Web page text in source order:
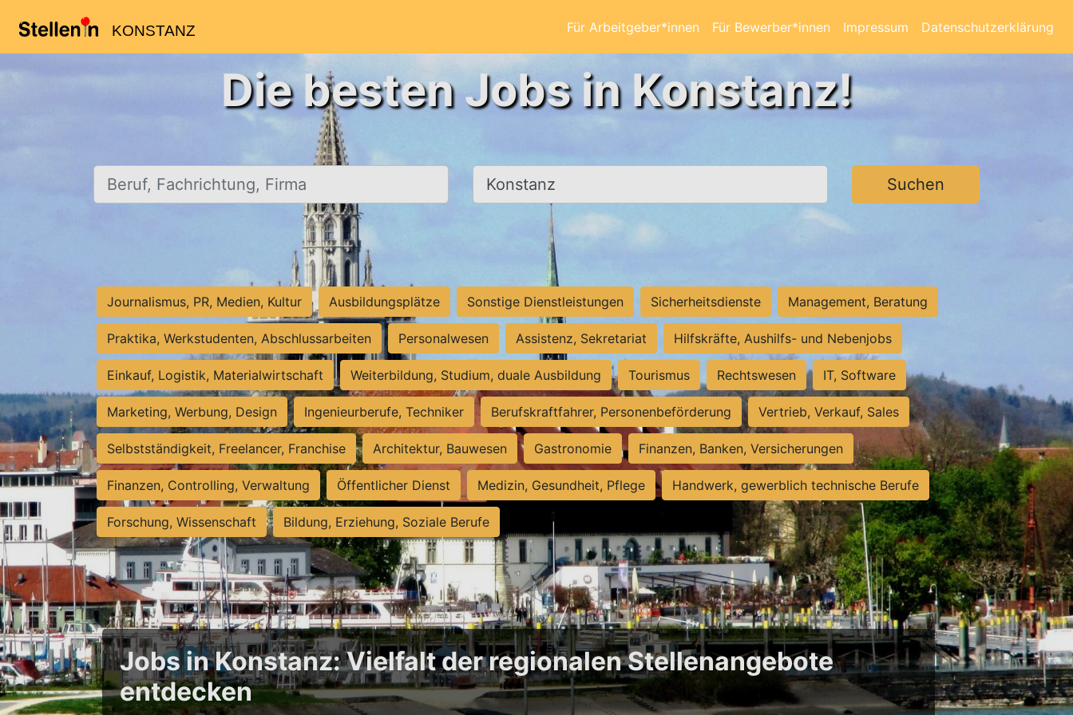
KONSTANZ Für Arbeitgeber*innen Für Bewerber*innen Impressum Datenschutzerklärung
Die besten Jobs in Konstanz!
Beruf, Fachrichtung, Firma Ort, Stadt Suchen
Journalismus, PR, Medien, Kultur Ausbildungsplätze Sonstige Dienstleistungen Sicherheitsdienste Management, Beratung
Praktika, Werkstudenten, Abschlussarbeiten Personalwesen Assistenz, Sekretariat Hilfskräfte, Aushilfs- und Nebenjobs
Einkauf, Logistik, Materialwirtschaft Weiterbildung, Studium, duale Ausbildung Tourismus Rechtswesen IT, Software
Marketing, Werbung, Design Ingenieurberufe, Techniker Berufskraftfahrer, Personenbeförderung Vertrieb, Verkauf, Sales
Selbstständigkeit, Freelancer, Franchise Architektur, Bauwesen Gastronomie Finanzen, Banken, Versicherungen
Finanzen, Controlling, Verwaltung Öffentlicher Dienst Medizin, Gesundheit, Pflege Handwerk, gewerblich technische Berufe
Forschung, Wissenschaft Bildung, Erziehung, Soziale Berufe
Jobs in Konstanz: Vielfalt der regionalen Stellenangebote
entdecken